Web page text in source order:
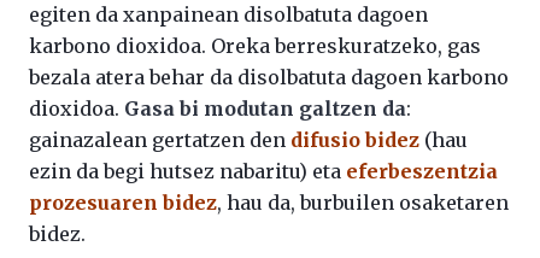
egiten da xanpainean disolbatuta dagoen
karbono dioxidoa. Oreka berreskuratzeko, gas
bezala atera behar da disolbatuta dagoen karbono
dioxidoa. Gasa bi modutan galtzen da:
gainazalean gertatzen den difusio bidez (hau
ezin da begi hutsez nabaritu) eta eferbeszentzia
prozesuaren bidez, hau da, burbuilen osaketaren
bidez.